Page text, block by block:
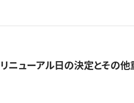
リニューアル日の決定とその